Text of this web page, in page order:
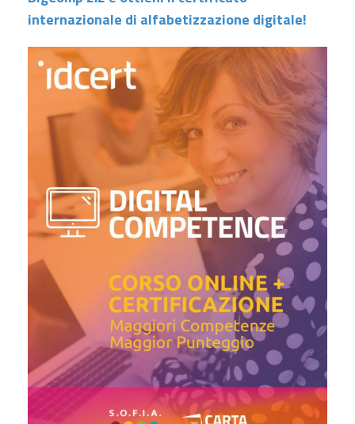
internazionale di alfabetizzazione digitale!